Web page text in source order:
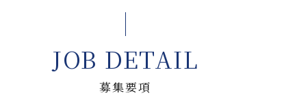
募集要項
JOB DETAIL